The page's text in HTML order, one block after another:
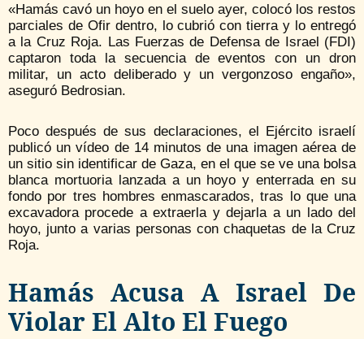
«Hamás cavó un hoyo en el suelo ayer, colocó los restos
parciales de Ofir dentro, lo cubrió con tierra y lo entregó
a la Cruz Roja. Las Fuerzas de Defensa de Israel (FDI)
captaron toda la secuencia de eventos con un dron
militar, un acto deliberado y un vergonzoso engaño»,
aseguró Bedrosian.
Poco después de sus declaraciones, el Ejército israelí
publicó un vídeo de 14 minutos de una imagen aérea de
un sitio sin identificar de Gaza, en el que se ve una bolsa
blanca mortuoria lanzada a un hoyo y enterrada en su
fondo por tres hombres enmascarados, tras lo que una
excavadora procede a extraerla y dejarla a un lado del
hoyo, junto a varias personas con chaquetas de la Cruz
Roja.
Hamás Acusa A Israel De
Violar El Alto El Fuego